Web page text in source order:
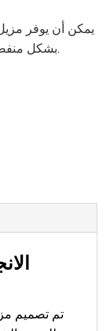
يمكن أن يوفر
الموجة وفاصل الموجة بواسطة PVC و PP بشكل منفصل.
تم تصميم